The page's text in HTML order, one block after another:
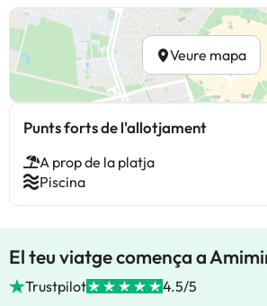
Veure mapa
Punts forts de l'allotjament
A prop de la platja
Piscina
El teu viatge comença a
Trustpilot 4.5/5